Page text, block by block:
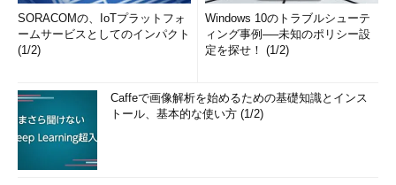
SORACOMの、IoTプラットフォ
ームサービスとしてのインパクト
(1/2)
Windows 10のトラブルシューテ
ィング事例──未知のポリシー設
定を探せ！ (1/2)
Caffeで画像解析を始めるための基礎知識とインス
トール、基本的な使い方 (1/2)